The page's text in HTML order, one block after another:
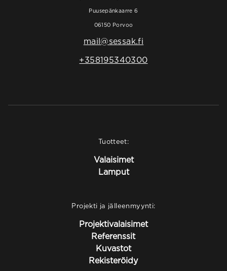
Puusepänkaarre 6
06150 Porvoo
mail@sessak.fi
+358195340300
Tuotteet:
Valaisimet
Lamput
Projekti ja jälleenmyynti:
Projektivalaisimet
Referenssit
Kuvastot
Rekisteröidy